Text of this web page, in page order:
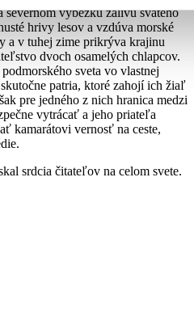
výbežku zálivu svätého
hrivy lesov a vzdúva morské
a v tuhej zime prikrýva krajinu
dvoch osamelých chlapcov.
sveta vo vlastnej
patria, ktoré zahojí ich žiaľ
pre jedného z nich hranica medzi
vytrácať a jeho priateľa
kamarátovi vernosť na ceste,
srdcia čitateľov na celom svete.